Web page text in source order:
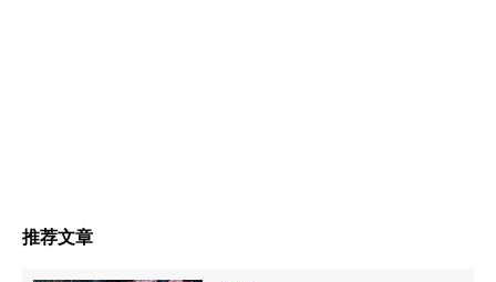
推荐文章